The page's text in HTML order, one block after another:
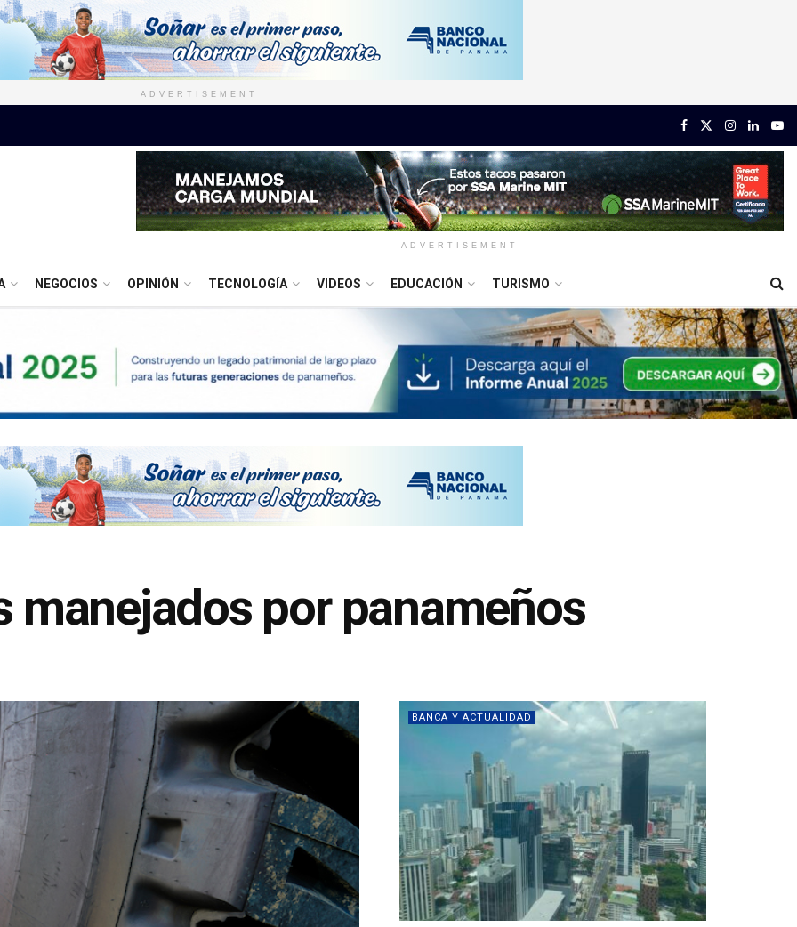
ADVERTISEMENT
ADVERTISEMENT
NEGOCIOS OPINIÓN TECNOLOGÍA VIDEOS EDUCACIÓN TURISMO
manejados por panameños
BANCA Y ACTUALIDAD